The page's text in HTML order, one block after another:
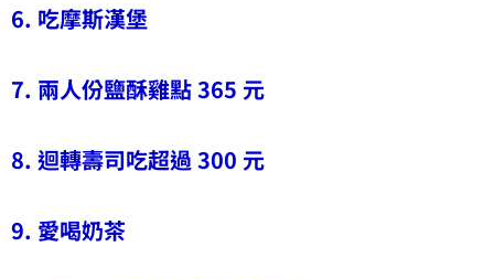
6. 吃摩斯漢堡
7. 兩人份鹽酥雞點 365 元
8. 迴轉壽司吃超過 300 元
9. 愛喝奶茶